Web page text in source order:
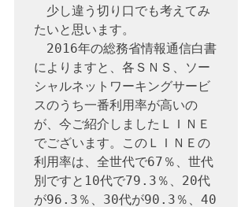
少し違う切り口でも考えてみ
たいと思います。
2016年の総務省情報通信白書
によりますと、各ＳＮＳ、ソー
シャルネットワーキングサービ
スのうち一番利用率が高いの
が、今ご紹介しましたＬＩＮＥ
でございます。このＬＩＮＥの
利用率は、全世代で67％、世代
別ですと10代で79.3％、20代
が96.3％、30代が90.3％、40